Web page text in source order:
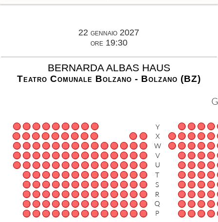
22 gennaio 2027
ore 19:30
BERNARDA ALBAS HAUS
Teatro Comunale Bolzano - Bolzano (BZ)